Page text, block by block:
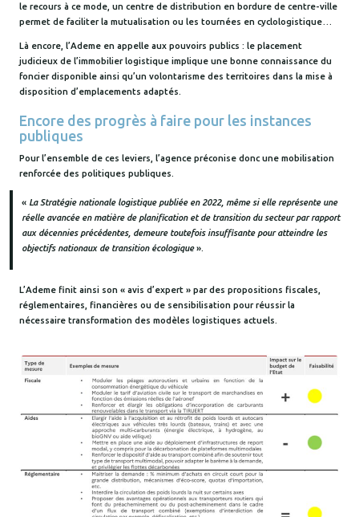
le recours à ce mode, un centre de distribution en bordure de centre-ville
permet de faciliter la mutualisation ou les tournées en cyclologistique…
Là encore, l’Ademe en appelle aux pouvoirs publics : le placement
judicieux de l’immobilier logistique implique une bonne connaissance du
foncier disponible ainsi qu’un volontarisme des territoires dans la mise à
disposition d’emplacements adaptés.
Encore des progrès à faire pour les instances
publiques
Pour l’ensemble de ces leviers, l’agence préconise donc une mobilisation
renforcée des politiques publiques.
« La Stratégie nationale logistique publiée en 2022, même si elle représente une
réelle avancée en matière de planification et de transition du secteur par rapport
aux décennies précédentes, demeure toutefois insuffisante pour atteindre les
objectifs nationaux de transition écologique».
L’Ademe finit ainsi son « avis d’expert » par des propositions fiscales,
réglementaires, financières ou de sensibilisation pour réussir la
nécessaire transformation des modèles logistiques actuels.